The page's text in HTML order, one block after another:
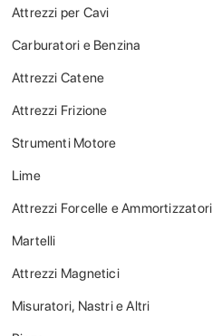
Attrezzi per Cavi
Carburatori e Benzina
Attrezzi Catene
Attrezzi Frizione
Strumenti Motore
Lime
Attrezzi Forcelle e Ammortizzatori
Martelli
Attrezzi Magnetici
Misuratori, Nastri e Altri